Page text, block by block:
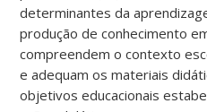
determinantes da
produção de conhecimento
compreendem o contexto
e adequam os materiais
objetivos educacionais